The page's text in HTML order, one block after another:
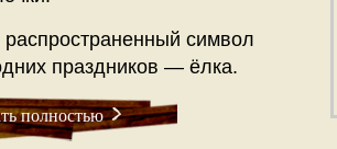
символ
праздников — ёлка.
полностью